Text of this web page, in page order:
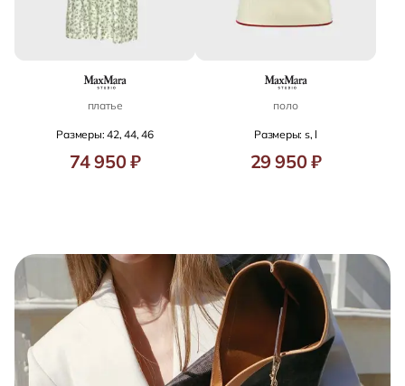
платье
Размеры: 42, 44, 46
74 950 ₽
поло
Размеры: s, l
29 950 ₽